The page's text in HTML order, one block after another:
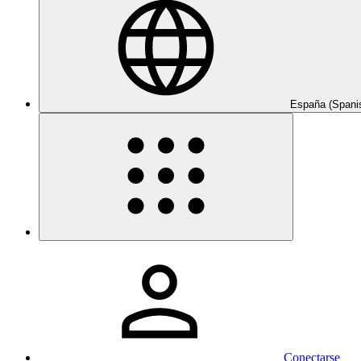
España
Conectarse